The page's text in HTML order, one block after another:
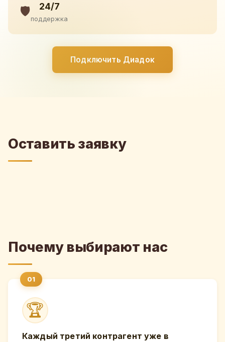
🛡️ 24/7
поддержка
Подключить Диадок
Оставить заявку
Почему выбирают нас
🏆
Каждый третий контрагент уже в